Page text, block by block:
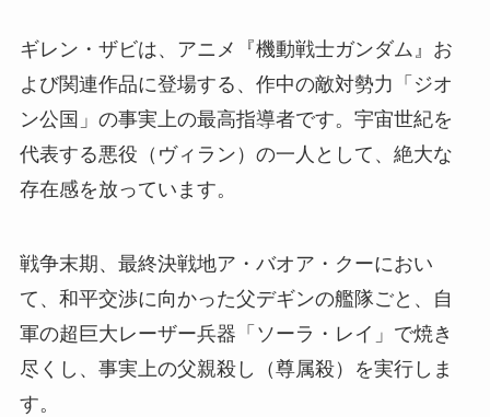
ギレン・ザビは、アニメ『機動戦士ガンダム』お
よび関連作品に登場する、作中の敵対勢力「ジオ
ン公国」の事実上の最高指導者です。宇宙世紀を
代表する悪役（ヴィラン）の一人として、絶大な
存在感を放っています。
戦争末期、最終決戦地ア・バオア・クーにおい
て、和平交渉に向かった父デギンの艦隊ごと、自
軍の超巨大レーザー兵器「ソーラ・レイ」で焼き
尽くし、事実上の父親殺し（尊属殺）を実行しま
す。